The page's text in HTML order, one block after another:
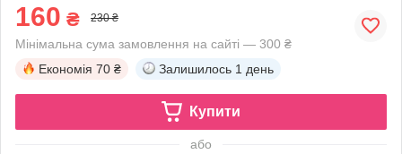
160 ₴ 230 ₴
Мінімальна сума замовлення на сайті — 300 ₴
Економія 70 ₴ Залишилось 1 день
Купити
або